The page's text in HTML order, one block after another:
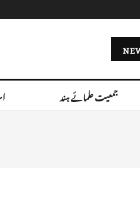
جمعیت علمائے ہند